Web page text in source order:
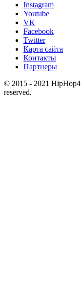
Instagram
Youtube
VK
Facebook
Twitter
Карта сайта
Контакты
Партнеры
© 2015 - 2021
reserved.